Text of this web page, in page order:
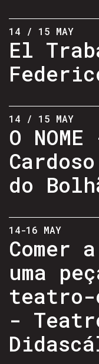
14 / 15 MAY
El
14 / 15 MAY
O
do
14-16 MAY
Comer
uma
teatro-
-